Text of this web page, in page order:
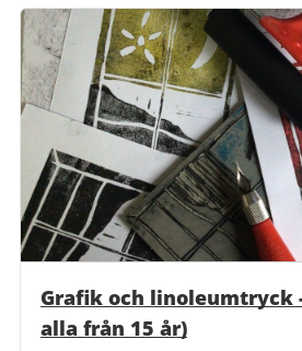
Grafik och linoleumtryck
alla från 15 år)